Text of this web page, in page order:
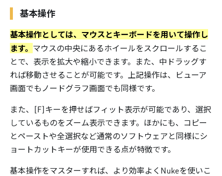
基本操作
基本操作としては、マウスとキーボードを用いて操作し
ます。 マウスの中央にあるホイールをスクロールするこ
とで、表示を拡大や縮小できます。また、中ドラッグす
れば移動させることが可能です。上記操作は、ビューア
画面でもノードグラフ画面でも同様です。
また、[F]キーを押せばフィット表示が可能であり、選択
しているものをズーム表示できます。ほかにも、コピー
とペーストや全選択など通常のソフトウェアと同様にシ
ョートカットキーが使用できる点が特徴です。
基本操作をマスターすれば、より効率よくNukeを使いこ